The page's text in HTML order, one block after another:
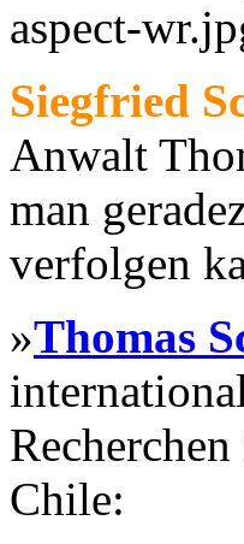
Siegfried
Anwalt
man
verfolgen
»Thomas
Chile: